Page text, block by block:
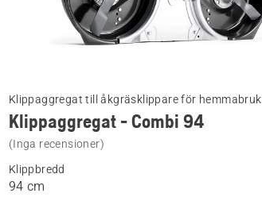
mer
information
om
Klippaggregat
Klippaggregat till åkgräsklippare för hemmabruk
Klippaggregat - Combi 94
(Inga recensioner)
Klippbredd
94 cm